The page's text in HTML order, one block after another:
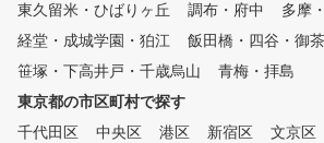
東久留米・ひばりヶ丘
調布・府中
多摩
経堂・成城学園・狛江
飯田橋・四谷・御
笹塚・下高井戸・千歳烏山
青梅・拝島
東京都の市区町村で探す
千代田区
中央区 港区 新宿区 文京区